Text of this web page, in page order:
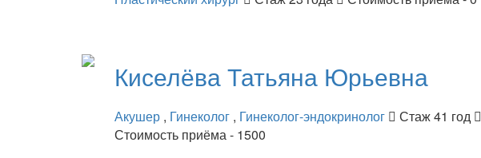
КиселёваТатьяна Юрьевна
Акушер , Гинеколог , Гинеколог-эндокринолог
Стаж 41 год
Стоимость приёма - 1500